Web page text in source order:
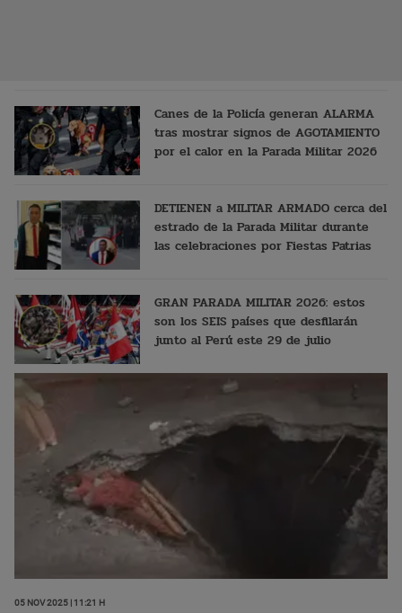
Canes de la Policía generan ALARMA
tras mostrar signos de AGOTAMIENTO
por el calor en la Parada Militar 2026
DETIENEN a MILITAR ARMADO cerca del
estrado de la Parada Militar durante
las celebraciones por Fiestas Patrias
GRAN PARADA MILITAR 2026: estos
son los SEIS países que desfilarán
junto al Perú este 29 de julio
05 Nov 2025 | 11:21 h